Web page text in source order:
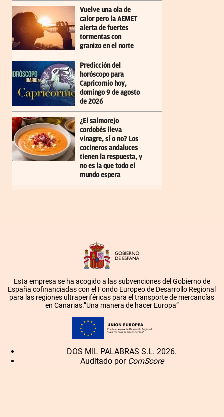
Vuelve una ola de
calor pero la AEMET
alerta de fuertes
tormentas con
granizo en el norte
Predicción del
horóscopo para
Capricornio hoy,
domingo 9 de agosto
de 2026
¿El salmorejo
cordobés lleva
vinagre, sí o no? Los
cocineros andaluces
tienen la respuesta, y
no es la que todo el
mundo espera
Esta empresa se ha acogido a las subvenciones del Gobierno de
España cofinanciadas con el Fondo Europeo de Desarrollo Regional
para las regiones ultraperiféricas para el transporte de mercancías
en Canarias.”Una manera de hacer Europa”
DOS MIL PALABRAS S.L. 2026.
Auditado por ComScore